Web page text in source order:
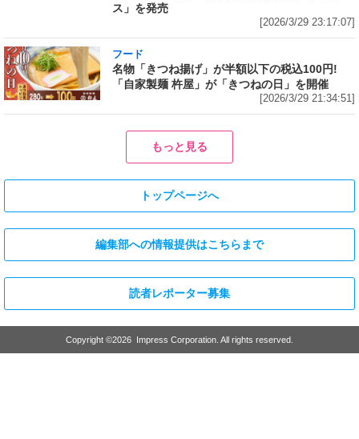
ス」を発売
[2026/3/29 23:17:07]
フード
名物「きつね揚げ」が半額以下の税込100円!
「自家製麺 杵屋」が「きつねの日」を開催
[2026/3/29 21:34:51]
もっと見る
トップページへ
編集部への情報提供はこちらまで
読者レポーター募集
Copyright ©2026 Impress Corporation. All rights reserved.